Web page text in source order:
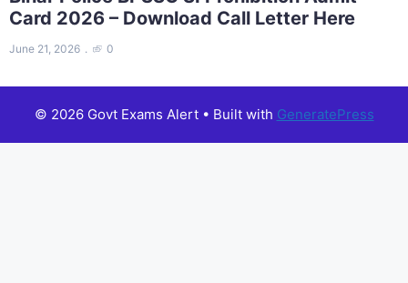
Card 2026 – Download Call Letter Here
June 21, 2026 0
© 2026 Govt Exams Alert• Built with GeneratePress